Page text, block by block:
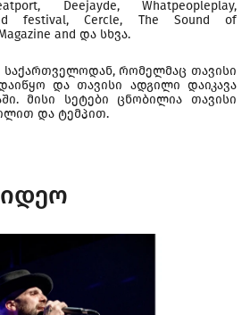
Deejayde, Whatpeopleplay,
festival, Cercle, The Sound of
and და სხვა.
საქართველოდან, რომელმაც თავისი
და თავისი ადგილი დაიკავა
მისი სეტები ცნობილია თავისი
და ტემპით.